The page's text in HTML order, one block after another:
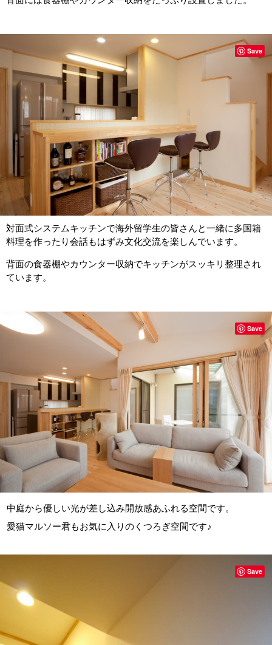
対面式システムキッチンで海外留学生の皆さんと一緒に多国籍
料理を作ったり会話もはずみ文化交流を楽しんでいます。
背面の食器棚やカウンター収納でキッチンがスッキリ整理され
ています。
Save
中庭から優しい光が差し込み開放感あふれる空間です。
愛猫マルソー君もお気に入りのくつろぎ空間です♪
Save
Save